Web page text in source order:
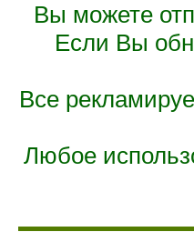
Вы можете
Если Вы
Все
Любое